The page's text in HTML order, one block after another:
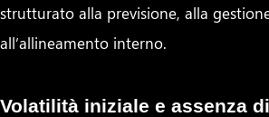
strutturato alla previsione, alla
all’allineamento interno.
Volatilità iniziale e assenza